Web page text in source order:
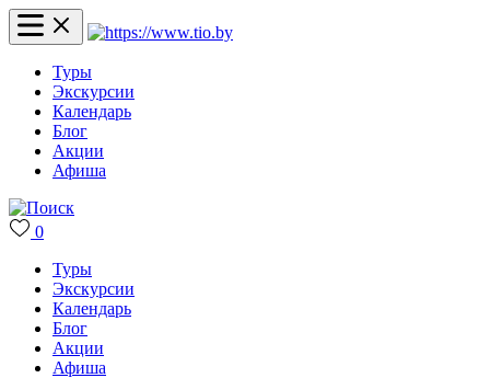
Туры
Экскурсии
Календарь
Блог
Акции
Афиша
0
Туры
Экскурсии
Календарь
Блог
Акции
Афиша